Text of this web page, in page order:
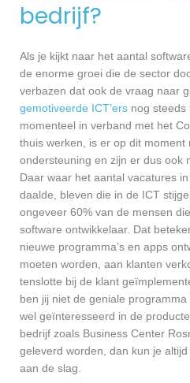
bedrijf?
Als je kijkt naar het aantal
de enorme groei die de sector
verbazen dat ook de vraag naar
gemotiveerde ICT’ers nog steeds
momenteel in verband met het
thuis werken, is er op dit moment
ondersteuning en zijn er dus ook
Daar waar het aantal vacatures
daalde, bleven die in de ICT
ongeveer 60% van de mensen
software ontwikkelaar. Dat
nieuwe programma’s en apps
moeten worden, aan klanten
tenslotte bij de klant
ben jij niet de geniale
wel geïnteresseerd in de
bedrijf zoals Business Center
geleverd worden, dan kun je
aan de slag.